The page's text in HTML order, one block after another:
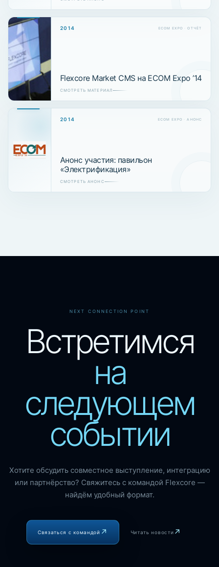
2014 ECOM EXPO · ОТЧЁТ
Flexcore Market CMS на ECOM Expo ’14
СМОТРЕТЬ МАТЕРИАЛ
2014 ECOM EXPO · АНОНС
Анонс участия: павильон
«Электрификация»
СМОТРЕТЬ АНОНС
NEXT CONNECTION POINT
Встретимся
на
следующем
событии
Хотите обсудить совместное выступление, интеграцию
или партнёрство? Свяжитесь с командой Flexcore —
найдём удобный формат.
Связаться с командой Читать новости